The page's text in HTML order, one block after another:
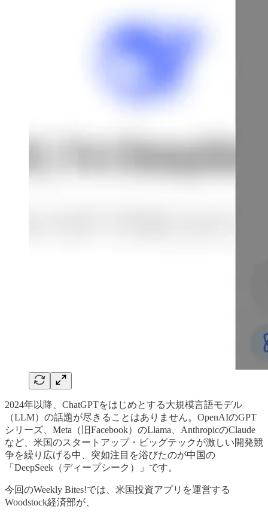
2024年以降、ChatGPTをはじめとする大規模言語モデル
（LLM）の話題が尽きることはありません。OpenAIのGPT
シリーズ、Meta（旧Facebook）のLlama、AnthropicのClaude
など、米国のスタートアップ・ビッグテックが激しい開発競
争を繰り広げる中、突如注目を浴びたのが中国の
「DeepSeek（ディープシーク）」です。
今回のWeekly Bites!では、米国投資アプリを運営する
Woodstock経済部が、